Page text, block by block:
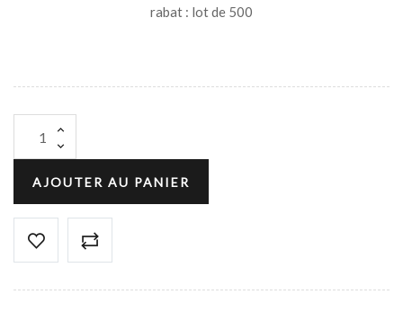
rabat : lot de 500
AJOUTER AU PANIER